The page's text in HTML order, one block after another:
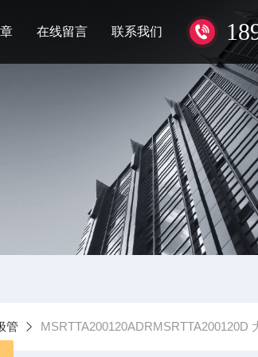
在线留言 联系我们
管 MSRTTA200120ADRMSRTTA200120D